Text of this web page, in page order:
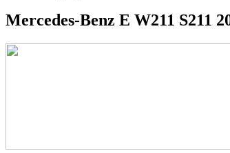
Mercedes-Benz E W211 S211